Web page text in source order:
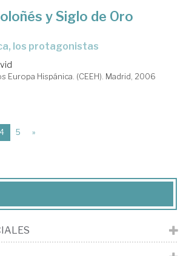
y Siglo de Oro
los protagonistas
Europa Hispánica. (CEEH). Madrid, 2006
4(current)
5 »